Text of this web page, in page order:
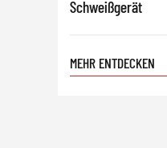
Schweißgerät
MEHR ENTDECKEN